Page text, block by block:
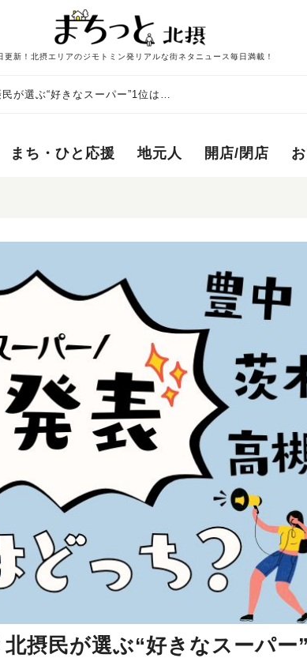
更新！北摂エリアのジモトミン発リアルな街ネタニュース毎日満載！
が選ぶ“好きなスーパー”1位は…
まち・ひと応援 地元人 開店/閉店
摂民が選ぶ“好きなスーパー